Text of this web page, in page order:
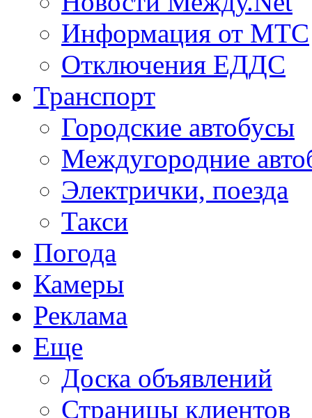
Информация от МТС
Отключения ЕДДС
Транспорт
Городские автобусы
Междугородние
Электрички, поезда
Такси
Погода
Камеры
Реклама
Еще
Доска объявлений
Страницы клиентов